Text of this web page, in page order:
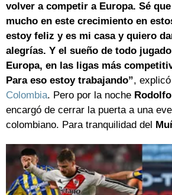
volver a competir a Europa. Sé
mucho en este crecimiento en
estoy feliz y es mi casa y quiero
alegrías. Y el sueño de todo
Europa, en las ligas más
Para eso estoy trabajando”,
Colombia. Pero por la noche
encargó de cerrar la puerta a una
colombiano. Para tranquilidad del